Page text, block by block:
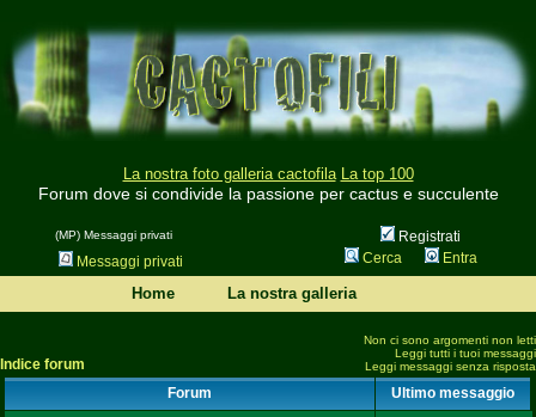
La nostra foto galleria cactofila La top 100
Forum dove si condivide la passione per cactus e succulente
(MP) Messaggi privati
Registrati
Messaggi privati
Cerca Entra
Home La nostra galleria
Indice forum
Non ci sono argomenti non letti
Leggi tutti i tuoi messaggi
Leggi messaggi senza risposta
Forum Ultimo messaggio